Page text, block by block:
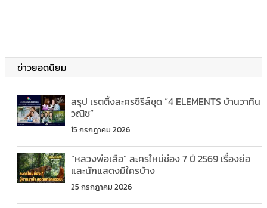
ข่าวยอดนิยม
สรุป เรตติ้งละครซีรีส์ชุด “4 ELEMENTS บ้านวาทิน
วณิช”
15 กรกฎาคม 2026
“หลวงพ่อเสือ” ละครใหม่ช่อง 7 ปี 2569 เรื่องย่อ
และนักแสดงมีใครบ้าง
25 กรกฎาคม 2026